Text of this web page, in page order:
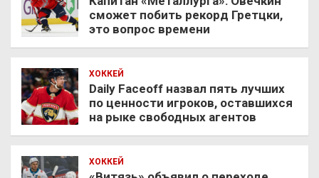
сможет побить рекорд Гретцки,
это вопрос времени
ХОККЕЙ
Daily Faceoff назвал пять лучших
по ценности игроков, оставшихся
на рыке свободных агентов
ХОККЕЙ